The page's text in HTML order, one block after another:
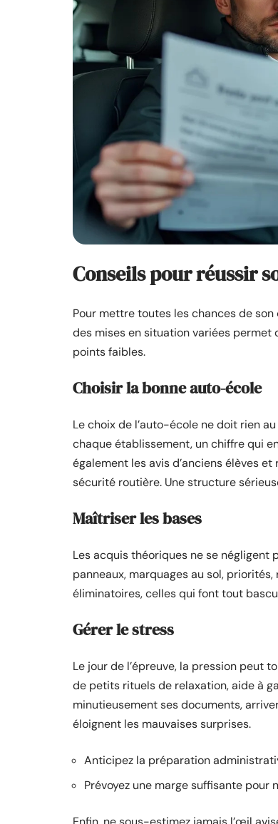
Conseils pour réussir
Pour mettre toutes les chances de son
des mises en situation variées permet
points faibles.
Choisir la bonne auto-école
Le choix de l’auto-école ne doit rien
chaque établissement, un chiffre qui
également les avis d’anciens élèves
sécurité routière. Une structure
Maîtriser les bases
Les acquis théoriques ne se négligent
panneaux, marquages au sol,
éliminatoires, celles qui font tout
Gérer le stress
Le jour de l’épreuve, la pression peut
de petits rituels de relaxation, aide à
minutieusement ses documents,
éloignent les mauvaises surprises.
Anticipez la préparation
Prévoyez une marge suffisante pour